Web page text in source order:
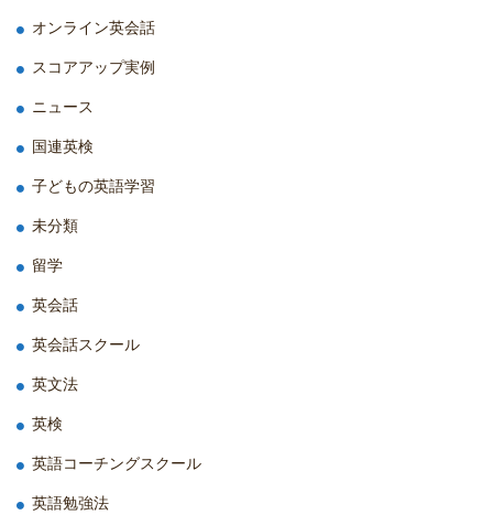
オンライン英会話
スコアアップ実例
ニュース
国連英検
子どもの英語学習
未分類
留学
英会話
英会話スクール
英文法
英検
英語コーチングスクール
英語勉強法